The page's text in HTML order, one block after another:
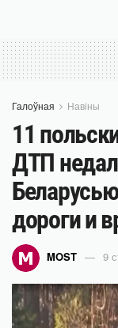
Галоўная Навіны
11
ДТП
дороги и
MOST 9